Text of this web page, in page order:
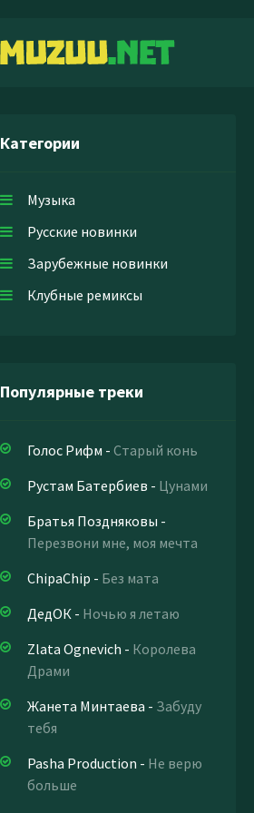
Категории
Музыка
Русские новинки
Зарубежные новинки
Клубные ремиксы
Популярные треки
Голос Рифм - Старый конь
Рустам Батербиев - Цунами
Братья Поздняковы -
Перезвони мне, моя мечта
ChipaChip - Без мата
ДедОК - Ночью я летаю
Zlata Ognevich - Королева
Драми
Жанета Минтаева - Забуду
тебя
Pasha Production - Не верю
больше